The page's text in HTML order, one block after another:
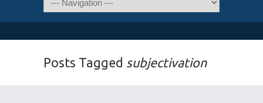
Posts Tagged subjectivation